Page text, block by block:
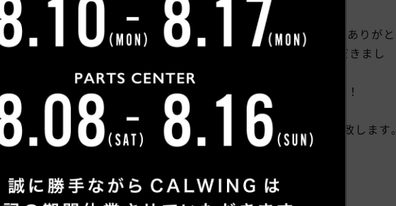
ただき、タンドラについてご説明させていただくと、「丁寧にありがと
ます！」と、1度も現車を見ずに1本のお電話のみで即決いただきまし
も買いますのでお願いますね！」と嬉しいお言葉を頂きました！
用命いただき誠に有難う御座います。今後とも宜しくお願い致します。
お客様紹介一覧にもどる